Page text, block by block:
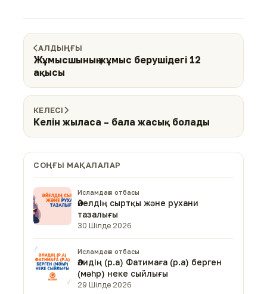
АЛДЫҢҒЫ
Жұмысшының жұмыс берушідегі 12
ақысы
КЕЛЕСІ
Келін жыласа – бала жасық болады
СОҢҒЫ МАҚАЛАЛАР
Исламдағы отбасы
Әйелдің сыртқы және рухани
тазалығы
30 Шілде 2026
Исламдағы отбасы
Әлидің (р.а) Фатимаға (р.а) берген
(мәһр) неке сыйлығы
29 Шілде 2026